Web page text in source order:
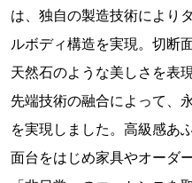
は、独自の製造技術により
ルボディ構造を実現。切断
天然石のような美しさを表
先端技術の融合によって、
を実現しました。高級感あ
面台をはじめ家具やオーダ